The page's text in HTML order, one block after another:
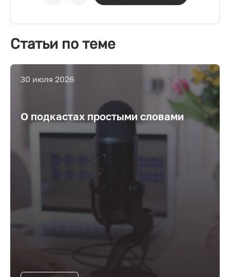
Статьи по теме
30 июля 2026
О подкастах простыми словами